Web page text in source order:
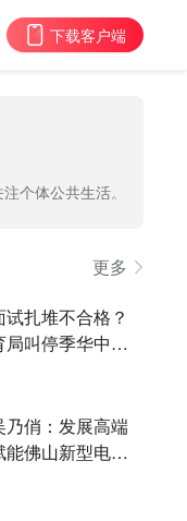
下载客户端
个体公共生活。
更多
扎堆不合格？
叫停季华中学
乃俏：发展高端
佛山新型电力